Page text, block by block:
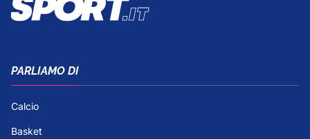
PARLIAMO DI
Calcio
Basket